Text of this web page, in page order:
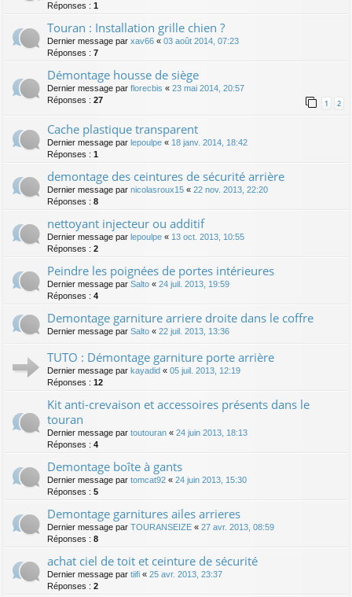
Réponses : 1
Touran : Installation grille chien ?
Dernier message par xav66 « 03 août 2014, 07:23
Réponses : 7
Démontage housse de siège
Dernier message par florecbis « 23 mai 2014, 20:57
Réponses : 27 1 2
Cache plastique transparent
Dernier message par lepoulpe « 18 janv. 2014, 18:42
Réponses : 1
demontage des ceintures de sécurité arrière
Dernier message par nicolasroux15 « 22 nov. 2013, 22:20
Réponses : 8
nettoyant injecteur ou additif
Dernier message par lepoulpe « 13 oct. 2013, 10:55
Réponses : 2
Peindre les poignées de portes intérieures
Dernier message par Salto « 24 juil. 2013, 19:59
Réponses : 4
Demontage garniture arriere droite dans le coffre
Dernier message par Salto « 22 juil. 2013, 13:36
TUTO : Démontage garniture porte arrière
Dernier message par kayadid « 05 juil. 2013, 12:19
Réponses : 12
Kit anti-crevaison et accessoires présents dans le
touran
Dernier message par toutouran « 24 juin 2013, 18:13
Réponses : 4
Demontage boîte à gants
Dernier message par tomcat92 « 24 juin 2013, 15:30
Réponses : 5
Demontage garnitures ailes arrieres
Dernier message par TOURANSEIZE « 27 avr. 2013, 08:59
Réponses : 8
achat ciel de toit et ceinture de sécurité
Dernier message par tiifi « 25 avr. 2013, 23:37
Réponses : 2